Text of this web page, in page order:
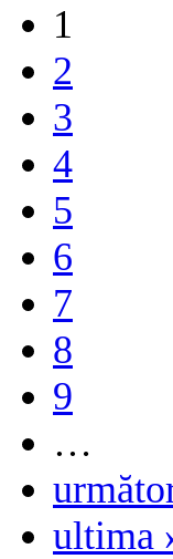
1
2
3
4
5
6
7
8
9
…
ultima